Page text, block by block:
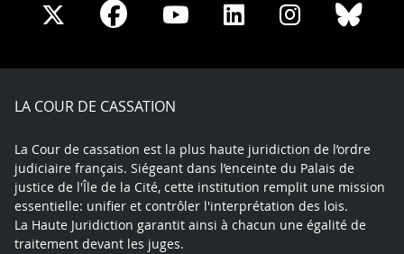
Share
X
Share
Facebook
Share
Youtube
Share
LinkedIn
Share
Instagram
LA COUR DE CASSATION
La Cour de cassation est la plus haute juridiction de l’ordre
judiciaire français. Siégeant dans l’enceinte du Palais de
justice de l'Île de la Cité, cette institution remplit une mission
essentielle: unifier et contrôler l'interprétation des lois.
La Haute Juridiction garantit ainsi à chacun une égalité de
traitement devant les juges.